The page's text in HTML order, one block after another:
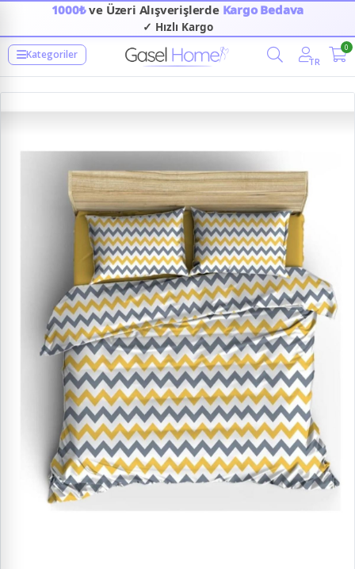
1000₺ve Üzeri Alışverişlerde Kargo Bedava
✓ Hızlı Kargo
Kategoriler
TR
0